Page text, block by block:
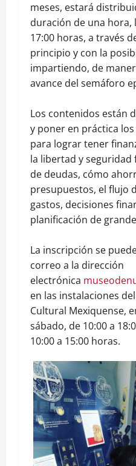
meses, estará
duración de una hora,
17:00 horas, a través
principio y con la
impartiendo, de
avance del semáforo
Los contenidos están
y poner en práctica
para lograr tener
la libertad y seguridad
de deudas, cómo
presupuestos, el flujo
gastos, decisiones
planificación de
La inscripción se
correo a la dirección
electrónica
en las instalaciones
Cultural Mexiquense,
sábado, de 10:00 a
10:00 a 15:00 horas.